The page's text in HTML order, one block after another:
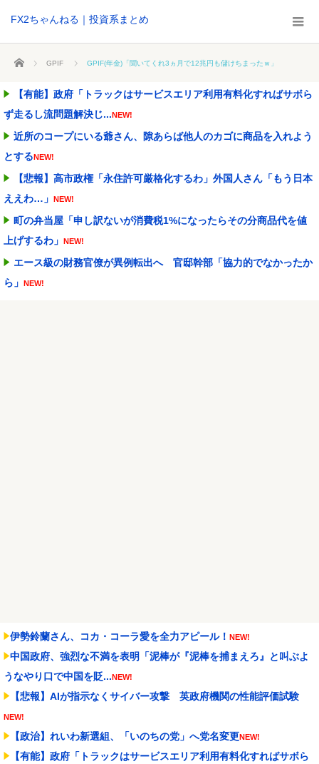
FX2ちゃんねる｜投資系まとめ
ホーム GPIF GPIF(年金)「聞いてくれ3ヵ月で12兆円も儲けちまったｗ」
【有能】政府「トラックはサービスエリア利用有料化すればサボら
ず走るし流問題解決じ...NEW!
近所のコープにいる爺さん、隙あらば他人のカゴに商品を入れよう
とするNEW!
【悲報】高市政権「永住許可厳格化するわ」外国人さん「もう日本
ええわ…」 NEW!
町の弁当屋「申し訳ないが消費税1%になったらその分商品代を値
上げするわ」 NEW!
エース級の財務官僚が異例転出へ 官邸幹部「協力的でなかったか
ら」 NEW!
伊勢鈴蘭さん、コカ・コーラ愛を全力アピール！ NEW!
中国政府、強烈な不満を表明「泥棒が『泥棒を捕まえろ』と叫ぶよ
うなやり口で中国を貶...NEW!
【悲報】AIが指示なくサイバー攻撃 英政府機関の性能評価試験
NEW!
【政治】れいわ新選組、「いのちの党」へ党名変更NEW!
【有能】政府「トラックはサービスエリア利用有料化すればサボら